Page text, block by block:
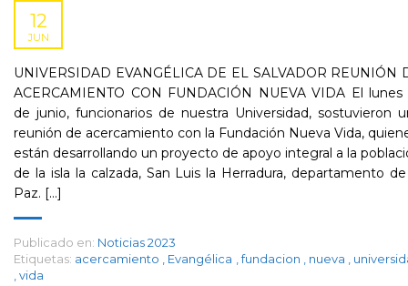
12
JUN
UNIVERSIDAD EVANGÉLICA DE EL SALVADOR REUNIÓN
ACERCAMIENTO CON FUNDACIÓN NUEVA VIDA El lunes
de junio, funcionarios de nuestra Universidad, sostuvieron
reunión de acercamiento con la Fundación Nueva Vida,
están desarrollando un proyecto de apoyo integral a la
de la isla la calzada, San Luis la Herradura, departamento
Paz. [...]
Publicado en: Noticias 2023
Etiquetas: acercamiento Evangélica fundacion nueva
vida